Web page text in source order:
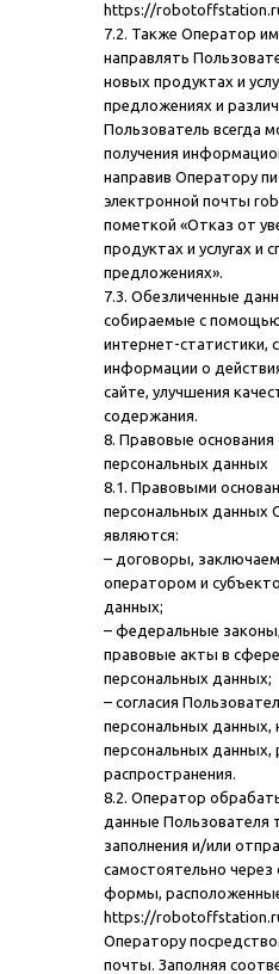
https://
7.2. Также Оператор
направлять
новых продуктах и
предложениях и
Пользователь всегда
получения
направив Оператору
электронной почты
пометкой «Отказ от
продуктах и услугах и
предложениях».
7.3. Обезличенные
собираемые с
интернет-статистики,
информации о
сайте, улучшения
содержания.
8. Правовые
персональных данных
8.1. Правовыми
персональных данных
являются:
– договоры,
оператором и
данных;
– федеральные
правовые акты в
персональных данных;
– согласия
персональных данных,
персональных
распространения.
8.2. Оператор
данные Пользователя
заполнения и/или
самостоятельно через
формы,
https://
Оператору
почты. Заполняя